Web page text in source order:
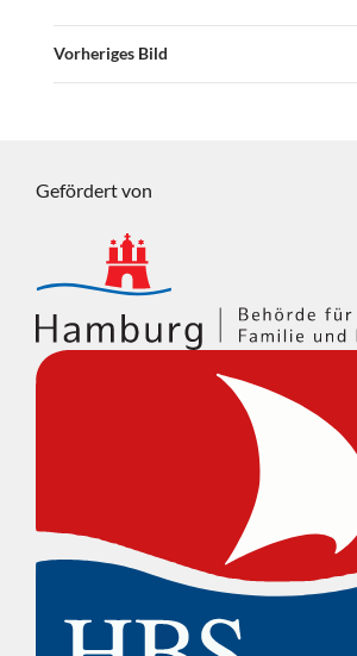
Vorheriges Bild
Gefördert von